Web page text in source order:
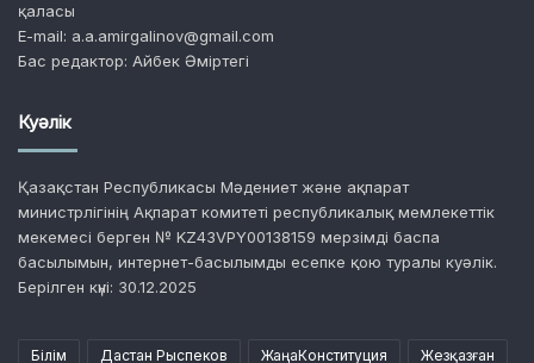
қаласы
E-mail: a.a.amirgalinov@gmail.com
Бас редактор: Айбек Әміртегі
Куәлік
Қазақстан Республикасы Мәдениет және ақпарат
министрлігінің Ақпарат комитеті республикалық мемлекеттік
мекемесі берген № KZ43VPY00138159 мерзімді баспа
басылымын, интернет-басылымды есепке қою туралы куәлік.
Берілген күні: 30.12.2025
Білім Дастан Рыспеков ЖаңаКонституция Жезқазған